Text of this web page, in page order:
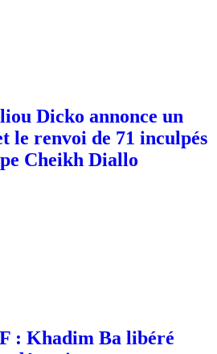
Dicko annonce un
le renvoi de 71 inculpés
Cheikh Diallo
: Khadim Ba libéré